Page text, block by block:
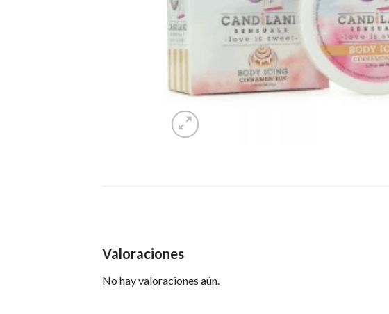
Valoraciones
No hay valoraciones aún.